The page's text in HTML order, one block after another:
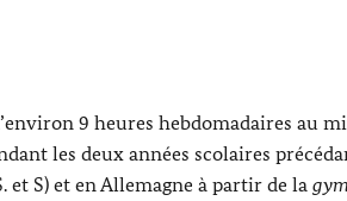
9 heures hebdomadaires au
les deux années scolaires
et S) et en Allemagne à partir de la